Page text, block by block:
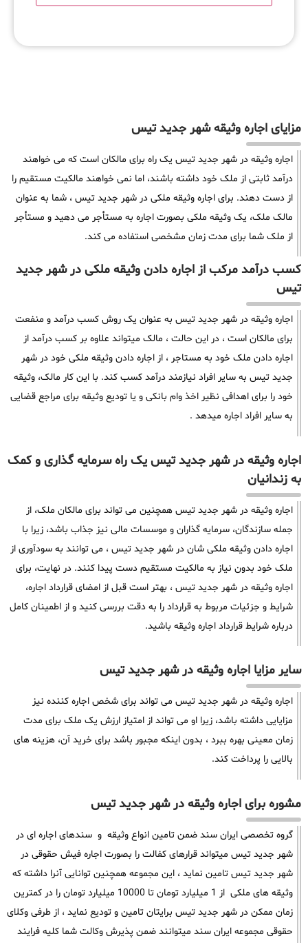
مزایای اجاره وثیقه شهر جدید تیس
اجاره وثیقه در شهر جدید تیس یک راه برای مالکان است که می خواهند
درآمد ثابتی از ملک خود داشته باشند، اما نمی خواهند مالکیت مستقیم را
از دست دهند. برای اجاره وثیقه ملکی در شهر جدید تیس ، شما به عنوان
مالک ملک، یک وثیقه ملکی بصورت اجاره به مستأجر می دهید و مستأجر
از ملک شما برای مدت زمان مشخصی استفاده می کند.
کسب درآمد مرکب از اجاره دادن وثیقه ملکی در شهر جدید
تیس
اجاره وثیقه در شهر جدید تیس به عنوان یک روش کسب درآمد و منفعت
برای مالکان است ، در این حالت ، مالک میتواند علاوه بر کسب درآمد از
اجاره دادن ملک خود به مستاجر ، از اجاره دادن وثیقه ملکی خود در شهر
جدید تیس به سایر افراد نیازمند درآمد کسب کند. با این کار مالک، وثیقه
خود را برای اهدافی نظیر اخذ وام بانکی و یا تودیع وثیقه برای مراجع قضایی
به سایر افراد اجاره میدهد .
اجاره وثیقه در شهر جدید تیس یک راه سرمایه گذاری و کمک
به زندانیان
اجاره وثیقه در شهر جدید تیس همچنین می تواند برای مالکان ملک، از
جمله سازندگان، سرمایه گذاران و موسسات مالی نیز جذاب باشد، زیرا با
اجاره دادن وثیقه ملکی شان در شهر جدید تیس ، می توانند به سودآوری از
ملک خود بدون نیاز به مالکیت مستقیم دست پیدا کنند. در نهایت، برای
اجاره وثیقه در شهر جدید تیس ، بهتر است قبل از امضای قرارداد اجاره،
شرایط و جزئیات مربوط به قرارداد را به دقت بررسی کنید و از اطمینان کامل
درباره شرایط قرارداد اجاره وثیقه باشید.
سایر مزایا اجاره وثیقه در شهر جدید تیس
اجاره وثیقه در شهر جدید تیس می تواند برای شخص اجاره کننده نیز
مزایایی داشته باشد، زیرا او می تواند از امتیاز ارزش یک ملک برای مدت
زمان معینی بهره ببرد ، بدون اینکه مجبور باشد برای خرید آن، هزینه های
بالایی را پرداخت کند.
مشوره برای اجاره وثیقه در شهر جدید تیس
گروه تخصصی ایران سند ضمن تامین انواع وثیقه و سندهای اجاره ای در
شهر جدید تیس میتواند قرارهای کفالت را بصورت اجاره فیش حقوقی در
شهر جدید تیس تامین نماید ، این مجموعه همچنین توانایی آنرا داشته که
وثیقه های ملکی از 1 میلیارد تومان تا 10000 میلیارد تومان را در کمترین
زمان ممکن در شهر جدید تیس برایتان تامین و تودیع نماید ، از طرفی وکلای
حقوقی مجموعه ایران سند میتوانند ضمن پذیرش وکالت شما کلیه فرایند